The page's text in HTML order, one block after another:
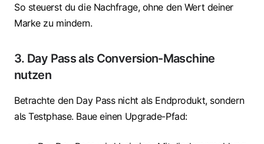
So steuerst du die Nachfrage, ohne den Wert deiner
Marke zu mindern.
3. Day Pass als Conversion-Maschine
nutzen
Betrachte den Day Pass nicht als Endprodukt, sondern
als Testphase. Baue einen Upgrade-Pfad: